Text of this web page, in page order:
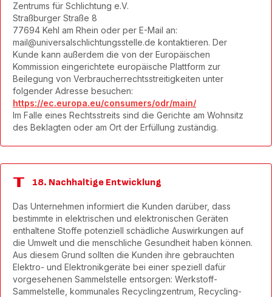
Zentrums für Schlichtung e.V.
Straßburger Straße 8
77694 Kehl am Rhein oder per E-Mail an:
mail@universalschlichtungsstelle.de kontaktieren. Der
Kunde kann außerdem die von der Europäischen
Kommission eingerichtete europäische Plattform zur
Beilegung von Verbraucherrechtsstreitigkeiten unter
folgender Adresse besuchen:
https://ec.europa.eu/consumers/odr/main/
Im Falle eines Rechtsstreits sind die Gerichte am Wohnsitz
des Beklagten oder am Ort der Erfüllung zuständig.
18. Nachhaltige Entwicklung
Das Unternehmen informiert die Kunden darüber, dass
bestimmte in elektrischen und elektronischen Geräten
enthaltene Stoffe potenziell schädliche Auswirkungen auf
die Umwelt und die menschliche Gesundheit haben können.
Aus diesem Grund sollten die Kunden ihre gebrauchten
Elektro- und Elektronikgeräte bei einer speziell dafür
vorgesehenen Sammelstelle entsorgen: Werkstoff-
Sammelstelle, kommunales Recyclingzentrum, Recycling-